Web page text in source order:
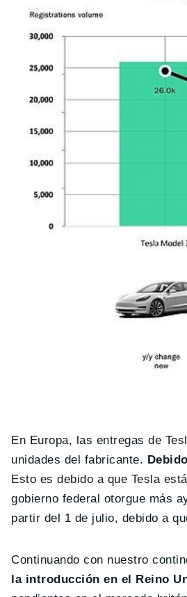
En Europa, las entregas de
unidades del fabricante.
Esto es debido a que Tesla
gobierno federal otorgue más
partir del 1 de julio, debido a
Continuando con nuestro
la introducción en el Reino